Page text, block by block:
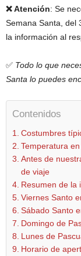
❌ Atención: Se
Semana Santa, del
la información al
✅ Todo lo que
Santa lo puedes
Contenidos
Costumbres
Temperatura
Antes de
de viaje
Resumen de la
Viernes Santo
Sábado Santo
Domingo de
Lunes de
Horario de